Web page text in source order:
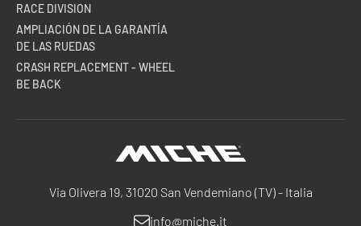
Via Olivera 19, 31020 San Vendemiano (TV) - Italia
info@miche.it
RACE DIVISION
AMPLIACIÓN DE LA GARANTÍA
DE LAS RUEDAS
CRASH REPLACEMENT - WHEEL
BE BACK